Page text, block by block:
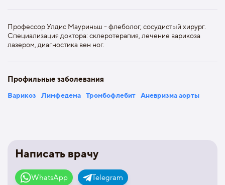
Написать врачу
WhatsApp Telegram
Профессор Улдис Мауриньш - флеболог, сосудистый хирург.
Специализация доктора: склеротерапия, лечение варикоза
лазером, диагностика вен ног.
Профильные заболевания
Варикоз Лимфедема Тромбофлебит Аневризма аорты